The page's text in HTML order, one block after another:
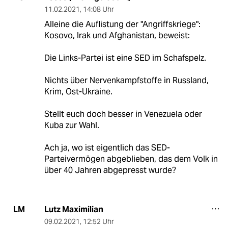
11.02.2021, 14:08 Uhr
Alleine die Auflistung der "Angriffskriege":
Kosovo, Irak und Afghanistan, beweist:
Die Links-Partei ist eine SED im Schafspelz.
Nichts über Nervenkampfstoffe in Russland,
Krim, Ost-Ukraine.
Stellt euch doch besser in Venezuela oder
Kuba zur Wahl.
Ach ja, wo ist eigentlich das SED-
Parteivermögen abgeblieben, das dem Volk in
über 40 Jahren abgepresst wurde?
LM Lutz Maximilian
09.02.2021, 12:52 Uhr